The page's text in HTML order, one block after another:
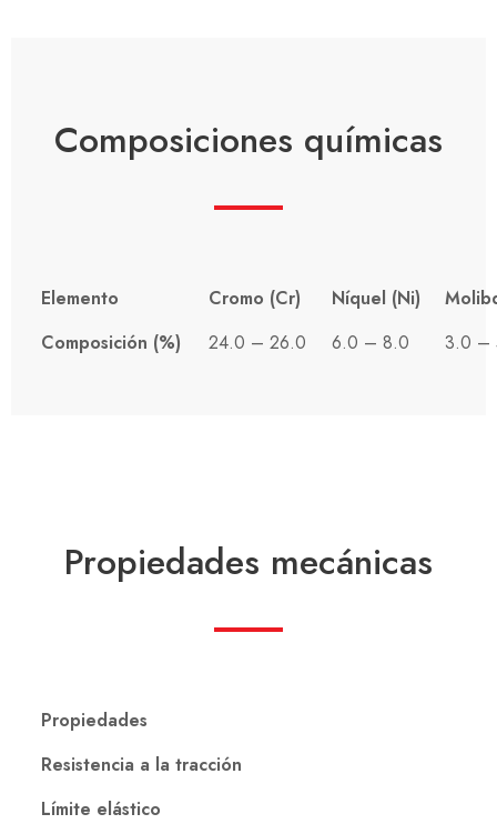
Composiciones químicas
Elemento Cromo (Cr) Níquel (Ni)
Composición (%)
24.0 – 26.0 6.0 – 8.0 3.0 –
Propiedades mecánicas
Propiedades
Resistencia a la tracción
Límite elástico